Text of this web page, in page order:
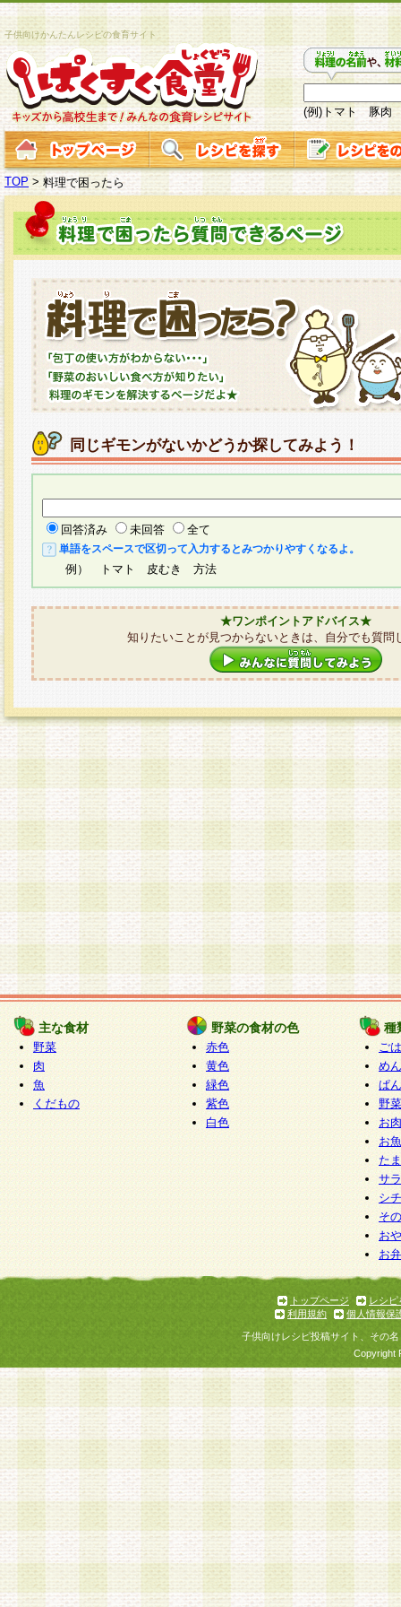
子供向けかんたんレシピの食育サイト
(例)トマト 豚肉
TOP >料理で困ったら
同じギモンがないかどうか探してみよう！
回答済み 未回答 全て
単語をスペースで区切って入力するとみつかりやすくなるよ。
例） トマト 皮むき 方法
★ワンポイントアドバイス★
知りたいことが見つからないときは、自分でも質問
主な食材
野菜
肉
魚
くだもの
野菜の食材の色
赤色
黄色
緑色
紫色
白色
種
ご
めん
ぱん
野
お
お
た
サ
シ
そ
お
お
トップページ
レシピ
利用規約
個人情報保
子供向けレシピ投稿サイト、その
Copyright